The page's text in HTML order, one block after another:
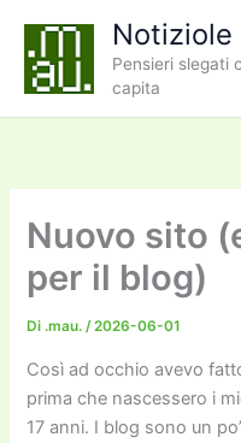
contenuto
Notiziole
Pensieri slegati
capita
Nuovo sito
per il blog)
Di .mau./2026-06-01
Così ad occhio avevo
prima che nascessero i
17 anni. I blog sono un